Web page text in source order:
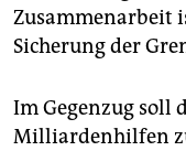
Zusammenarbeit
Sicherung der
Im Gegenzug soll
Milliardenhilfen